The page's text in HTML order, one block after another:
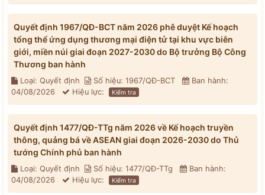
Quyết định 1967/QĐ-BCT năm 2026 phê duyệt Kế hoạch
tổng thể ứng dụng thương mại điện tử tại khu vực biên
giới, miền núi giai đoạn 2027-2030 do Bộ trưởng Bộ Công
Thương ban hành
Loại: Quyết định Số hiệu: 1967/QĐ-BCT
Ban hành:
04/08/2026
Hiệu lực: Kiểm tra
Quyết định 1477/QĐ-TTg năm 2026 về Kế hoạch truyền
thông, quảng bá về ASEAN giai đoạn 2026-2030 do Thủ
tướng Chính phủ ban hành
Loại: Quyết định Số hiệu: 1477/QĐ-TTg
Ban hành:
04/08/2026
Hiệu lực: Kiểm tra